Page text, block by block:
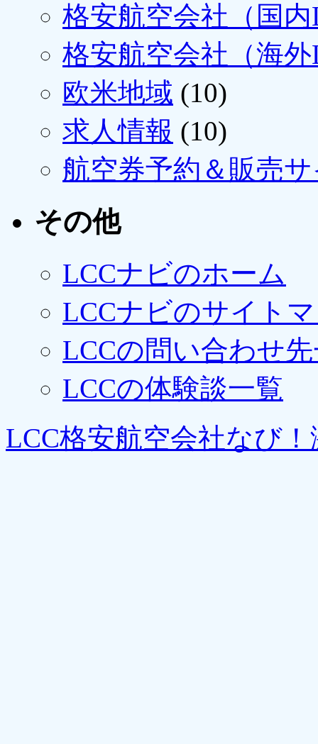
格安航空会社（国
格安航空会社（海
欧米地域 (10)
求人情報 (10)
航空券予約＆販売
その他
LCCナビのホーム
LCCナビのサイト
LCCの問い合わせ
LCCの体験談一覧
LCC格安航空会社なび